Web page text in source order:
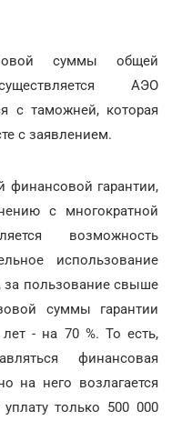
суммы общей
АЭО
с таможней, которая
с заявлением.
гарантии,
с многократной
возможность
использование
за пользование свыше
суммы гарантии
- на 70 %. То есть,
финансовая
на него возлагается
уплату только 500 000